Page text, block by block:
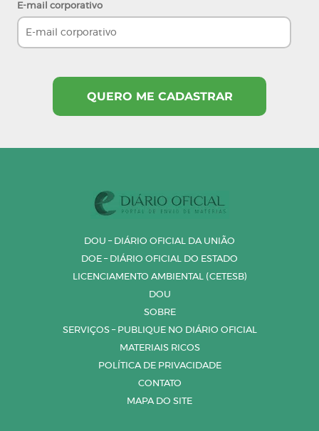
E-mail corporativo
DOU – DIÁRIO OFICIAL DA UNIÃO
DOE – DIÁRIO OFICIAL DO ESTADO
LICENCIAMENTO AMBIENTAL (CETESB)
DOU
SOBRE
SERVIÇOS – PUBLIQUE NO DIÁRIO OFICIAL
MATERIAIS RICOS
POLÍTICA DE PRIVACIDADE
CONTATO
MAPA DO SITE